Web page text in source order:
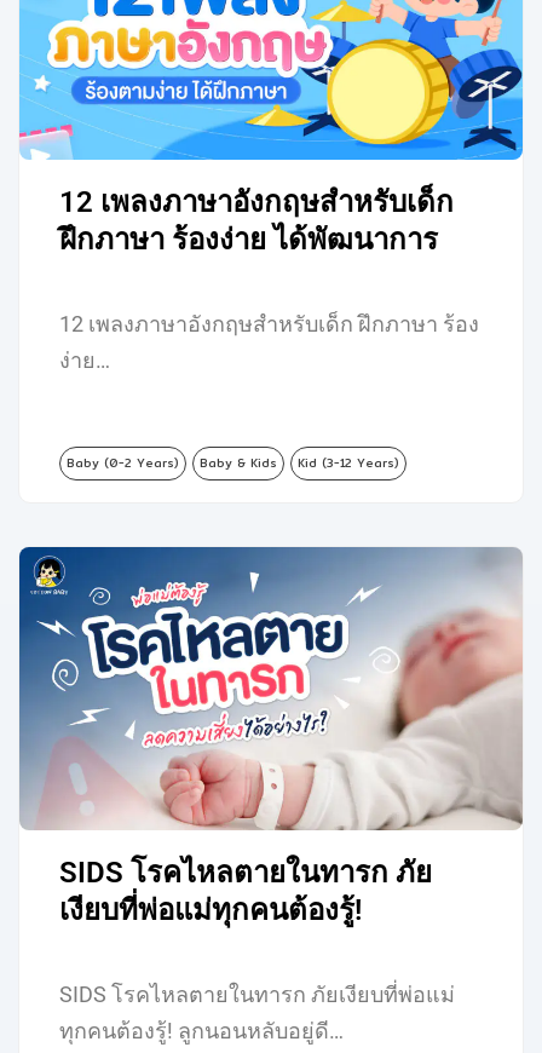
12 เพลงภาษาอังกฤษสำหรับเด็ก
ฝึกภาษา ร้องง่าย ได้พัฒนาการ
12 เพลงภาษาอังกฤษสำหรับเด็ก ฝึกภาษา ร้อง
ง่าย…
Baby (0-2 Years) Baby & Kids Kid (3-12 Years)
SIDS โรคไหลตายในทารก ภัย
เงียบที่พ่อแม่ทุกคนต้องรู้!
SIDS โรคไหลตายในทารก ภัยเงียบที่พ่อแม่
ทุกคนต้องรู้! ลูกนอนหลับอยู่ดี…